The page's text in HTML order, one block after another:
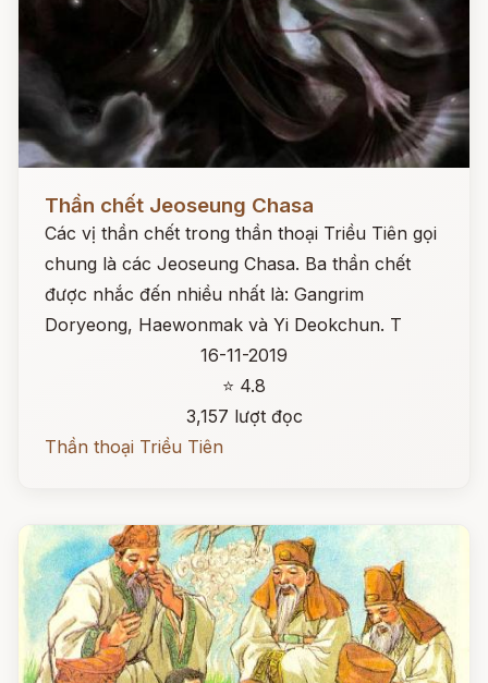
Đọc ngay
Thần chết Jeoseung Chasa
Các vị thần chết trong thần thoại Triều Tiên gọi
chung là các Jeoseung Chasa. Ba thần chết
được nhắc đến nhiều nhất là: Gangrim
Doryeong, Haewonmak và Yi Deokchun. T
16-11-2019
⭐ 4.8
3,157 lượt đọc
Thần thoại Triều Tiên